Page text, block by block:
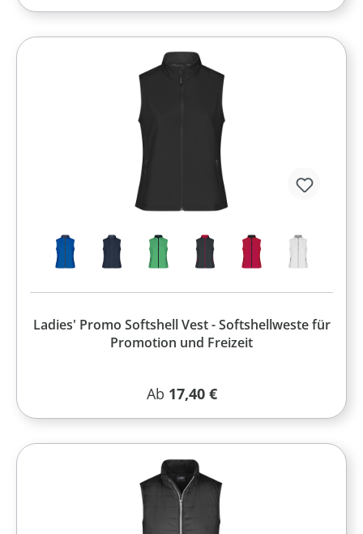
Ladies' Promo Softshell Vest - Softshellweste für
Promotion und Freizeit
Regulärer Preis:
Ab 17,40 €